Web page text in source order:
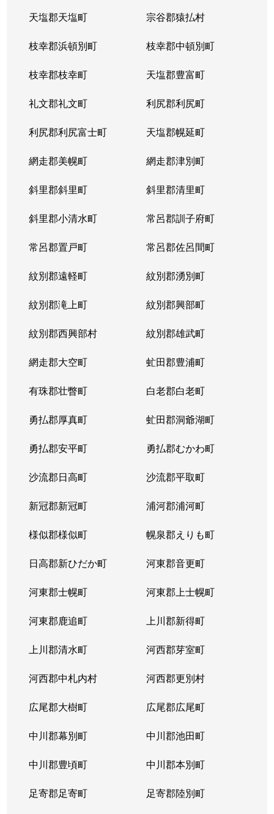
天塩郡天塩町 宗谷郡猿払村
枝幸郡浜頓別町 枝幸郡中頓別町
枝幸郡枝幸町 天塩郡豊富町
礼文郡礼文町 利尻郡利尻町
利尻郡利尻富士町 天塩郡幌延町
網走郡美幌町 網走郡津別町
斜里郡斜里町 斜里郡清里町
斜里郡小清水町 常呂郡訓子府町
常呂郡置戸町 常呂郡佐呂間町
紋別郡遠軽町 紋別郡湧別町
紋別郡滝上町 紋別郡興部町
紋別郡西興部村 紋別郡雄武町
網走郡大空町 虻田郡豊浦町
有珠郡壮瞥町 白老郡白老町
勇払郡厚真町 虻田郡洞爺湖町
勇払郡安平町 勇払郡むかわ町
沙流郡日高町 沙流郡平取町
新冠郡新冠町 浦河郡浦河町
様似郡様似町 幌泉郡えりも町
日高郡新ひだか町 河東郡音更町
河東郡士幌町 河東郡上士幌町
河東郡鹿追町 上川郡新得町
上川郡清水町 河西郡芽室町
河西郡中札内村 河西郡更別村
広尾郡大樹町 広尾郡広尾町
中川郡幕別町 中川郡池田町
中川郡豊頃町 中川郡本別町
足寄郡足寄町 足寄郡陸別町